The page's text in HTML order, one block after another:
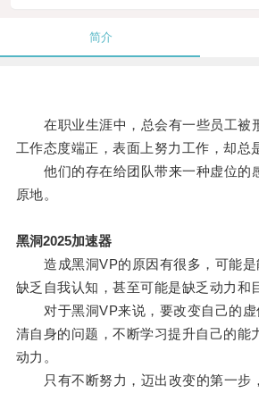
简介
在职业生涯中，总会有一些员工被
工作态度端正，表面上努力工作，却总
他们的存在给团队带来一种虚位的
原地。
黑洞2025加速器
造成黑洞VP的原因有很多，可能是
缺乏自我认知，甚至可能是缺乏动力和
对于黑洞VP来说，要改变自己的虚
清自身的问题，不断学习提升自己的能
动力。
只有不断努力，迈出改变的第一步